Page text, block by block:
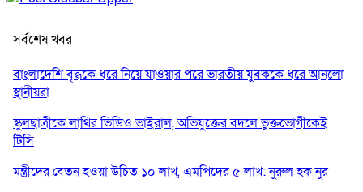
সর্বশেষ খবর
বাংলাদেশি বৃদ্ধকে ধরে নিয়ে যাওয়ার পরে ভারতীয় যুবককে ধরে আনলো
স্থানীয়রা
স্কুলছাত্রীকে লাথির ভিডিও ভাইরাল, অভিযুক্তের বদলে ভুক্তভোগীকেই
টিসি
মন্ত্রীদের বেতন হওয়া উচিত ১০ লাখ, এমপিদের ৫ লাখ: নুরুল হক নুর